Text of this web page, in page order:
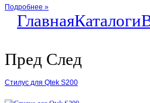
Подробнее »
ГлавнаяКаталоги
Пред След
Стилус для Qtek S200